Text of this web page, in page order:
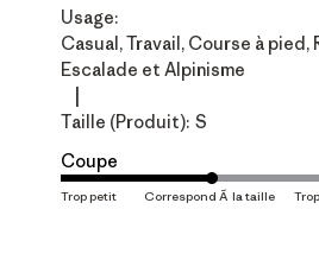
Usage:
Casual, Travail, Course à pied,
Escalade et Alpinisme
Taille (produit): S
Coupe